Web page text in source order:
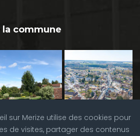
sur Merize utilise des cookies pour
de visites, partager des contenus
commune